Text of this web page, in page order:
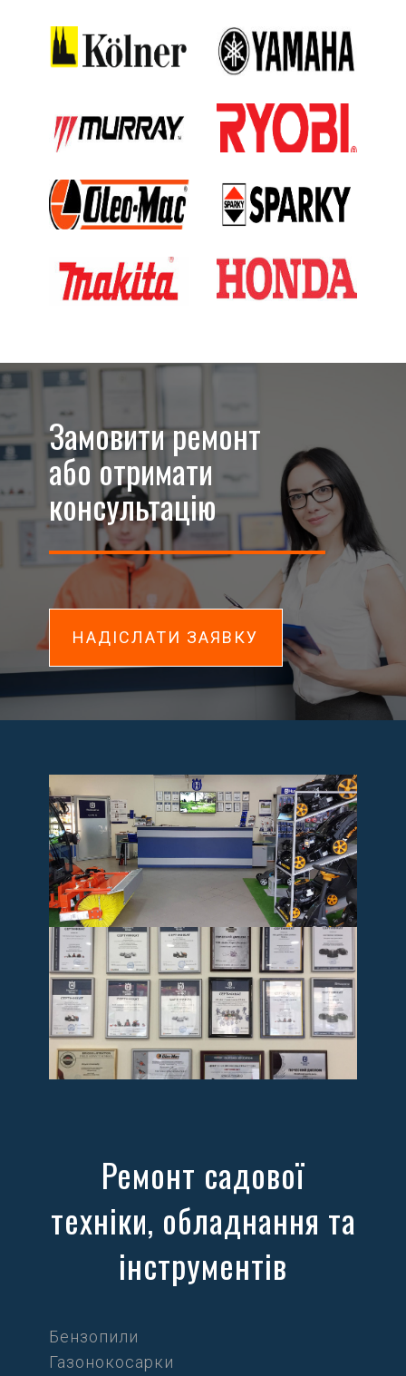
Замовити ремонт
або отримати
консультацію
НАДІСЛАТИ ЗАЯВКУ
Ремонт садової
техніки, обладнання та
інструментів
Бензопили
Газонокосарки